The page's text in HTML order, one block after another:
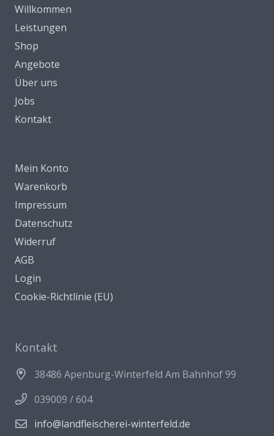
Willkommen
Leistungen
Shop
Angebote
Über uns
Jobs
Kontakt
Mein Konto
Warenkorb
Impressum
Datenschutz
Widerruf
AGB
Login
Cookie-Richtlinie (EU)
Kontakt
38486 Apenburg-Winterfeld Am Bahnhof 99
039009 / 604
info@landfleischerei-winterfeld.de